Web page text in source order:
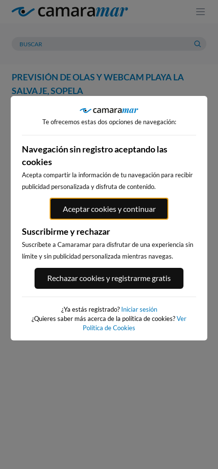
PREVISIÓN DE OLAS Y WEBCAM PLAYA LA
SALVAJE, SOPELA
PREVISIÓN METEOROLOGÍA
WEBCAM PLAYA LA SALVAJE,
SOPELA
WEBCAMS CERCANAS
ATXABIRIBIL - SOPELANA
1km · Sopelana
0.4 m CHOPI
EL BRUSCO
0.3 m CHOPI
Te ofrecemos estas dos opciones de navegación:
Navegación sin registro aceptando las
cookies
Acepta compartir la información de tu navegación para recibir
publicidad personalizada y disfruta de contenido.
Aceptar cookies y continuar
Suscribirme y rechazar
Suscríbete a Camaramar para disfrutar de una experiencia sin
límite y sin publicidad personalizada mientras navegas.
Rechazar cookies y registrarme gratis
¿Ya estás registrado? Iniciar sesión
¿Quieres saber más acerca de la política de cookies?Ver
Política de Cookies